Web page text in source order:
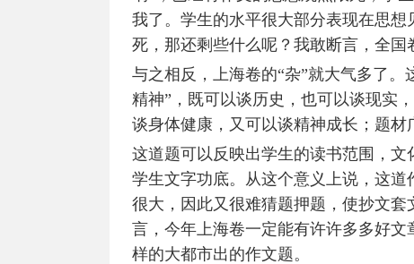
我了。学生的水平很大部分表现在思
死，那还剩些什么呢？我敢断言，全国
与之相反，上海卷的“杂”就大气多了。
精神”，既可以谈历史，也可以谈现实
谈身体健康，又可以谈精神成长；题材
这道题可以反映出学生的读书范围，
学生文字功底。从这个意义上说，这
很大，因此又很难猜题押题，使抄文
言，今年上海卷一定能有许许多多好
样的大都市出的作文题。